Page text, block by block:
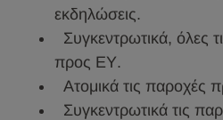
εκδηλώσεις.
Συγκεντρωτικά, όλες
προς ΕΥ.
Ατομικά τις παροχές
Συγκεντρωτικά τις